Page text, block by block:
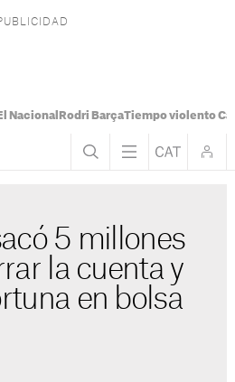
Nacional Rodri BarçaTiempo violento
5 millones
la cuenta y
en bolsa